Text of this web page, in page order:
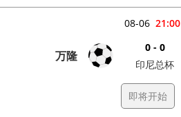
21:00
08-06
万隆
0 - 0
印尼总杯
即将开始